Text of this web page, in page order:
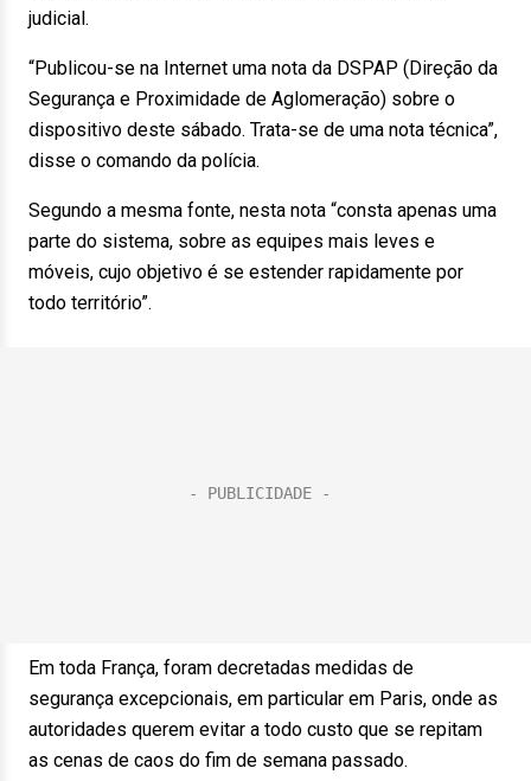
judicial.
“Publicou-se na Internet uma nota da DSPAP (Direção da
Segurança e Proximidade de Aglomeração) sobre o
dispositivo deste sábado. Trata-se de uma nota técnica”,
disse o comando da polícia.
Segundo a mesma fonte, nesta nota “consta apenas uma
parte do sistema, sobre as equipes mais leves e
móveis, cujo objetivo é se estender rapidamente por
todo território”.
Em toda França, foram decretadas medidas de
segurança excepcionais, em particular em Paris, onde as
autoridades querem evitar a todo custo que se repitam
as cenas de caos do fim de semana passado.